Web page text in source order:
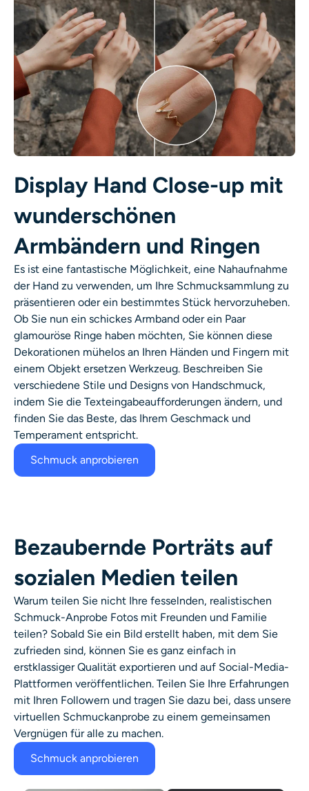
Display Hand Close-up mit
wunderschönen
Armbändern und Ringen
Es ist eine fantastische Möglichkeit, eine Nahaufnahme
der Hand zu verwenden, um Ihre Schmucksammlung zu
präsentieren oder ein bestimmtes Stück hervorzuheben.
Ob Sie nun ein schickes Armband oder ein Paar
glamouröse Ringe haben möchten, Sie können diese
Dekorationen mühelos an Ihren Händen und Fingern mit
einem Objekt ersetzen Werkzeug. Beschreiben Sie
verschiedene Stile und Designs von Handschmuck,
indem Sie die Texteingabeaufforderungen ändern, und
finden Sie das Beste, das Ihrem Geschmack und
Temperament entspricht.
Schmuck anprobieren
Bezaubernde Porträts auf
sozialen Medien teilen
Warum teilen Sie nicht Ihre fesselnden, realistischen
Schmuck-Anprobe Fotos mit Freunden und Familie
teilen? Sobald Sie ein Bild erstellt haben, mit dem Sie
zufrieden sind, können Sie es ganz einfach in
erstklassiger Qualität exportieren und auf Social-Media-
Plattformen veröffentlichen. Teilen Sie Ihre Erfahrungen
mit Ihren Followern und tragen Sie dazu bei, dass unsere
virtuellen Schmuckanprobe zu einem gemeinsamen
Vergnügen für alle zu machen.
Schmuck anprobieren